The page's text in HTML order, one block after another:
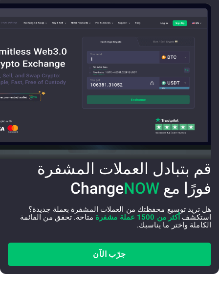
قم بتبادل العملات المشفرة
فورًا مع Change NOW
هل تريد توسيع محفظتك من العملات المشفرة بعملة جديدة؟
استكشف أكثر من 1500 عملة مشفرة
متاحة. تحقق من القائمة
الكاملة واختر ما يناسبك.
جرّب الآن